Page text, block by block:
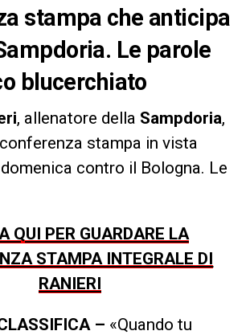
stampa che anticipa
Le parole
blucerchiato
, allenatore della Sampdoria,
stampa in vista
contro il Bologna. Le
QUI PER GUARDARE LA
STAMPA INTEGRALE DI
RANIERI
– «Quando tu